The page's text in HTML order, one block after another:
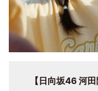
【日向坂46 河